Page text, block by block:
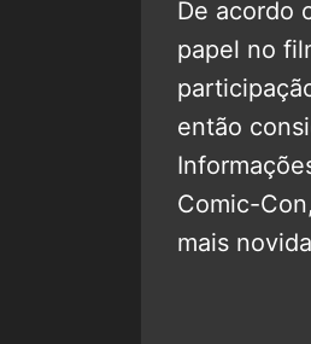
De acordo
papel no
então
Comic-
mais